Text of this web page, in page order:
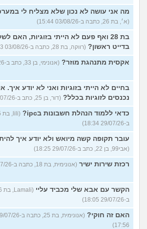
מה אני עושה לא נכון שלא מצליח לי
(א׳, בת 26, כתבה ב-03/08/26 15:44)
בת 28 ואף פעם לא הייתי בזוגיות, האם
בדייט ראשון? (רווקה, בת 28, כתבה ב-03/08/26 15:23)
אקסית מתנהגת מוזר? (אנונימי, בן 33, כתב ב-03/08/26 15:14)
בחיים לא הייתי בזוגיות ואני לא יודע איך.
נכנסים לזוגיות בכלל? (דור, בן 25, כתב ב-29/07/26 18:43)
כדאי ללמוד הנהלת חשבונות בipc?
ב-29/07/26 18:34)
עובר תקופה קשה מיואש ולא יודע איך
(אבי99, בן 22, כתב ב-29/07/26 18:25)
רכזת שירות ישיר (אנונימית, בת 18, כתבה ב-29/07/26 18:16)
הקשר עם אבא שלי מכביד עליי
ב-29/07/26 18:05)
האם זה חוקי?
(אנונימית, בת 25, כתבה ב-
17:56)